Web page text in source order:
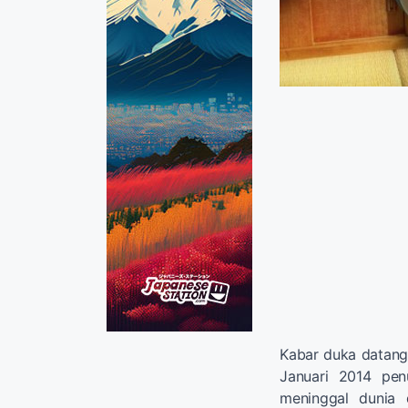
Kabar duka
Januari 2014
meninggal